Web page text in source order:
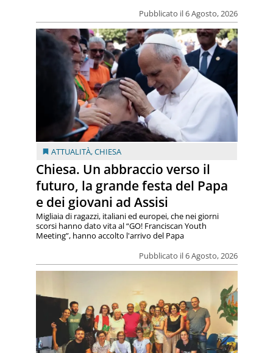
Pubblicato il 6 Agosto, 2026
ATTUALITÀ,CHIESA
Chiesa. Un abbraccio verso il
futuro, la grande festa del Papa
e dei giovani ad Assisi
Pubblicato il 6 Agosto, 2026
Migliaia di ragazzi, italiani ed europei, che nei giorni
scorsi hanno dato vita al “GO! Franciscan Youth
Meeting”, hanno accolto l'arrivo del Papa